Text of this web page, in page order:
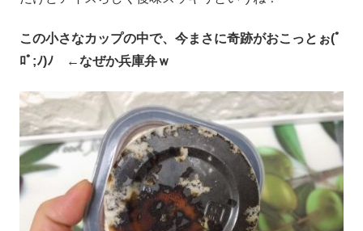
この小さなカップの中で、今まさに奇跡がおこっとぉ(ﾟ
ﾛﾟ;ﾉ)ﾉ ←なぜか兵庫弁ｗ